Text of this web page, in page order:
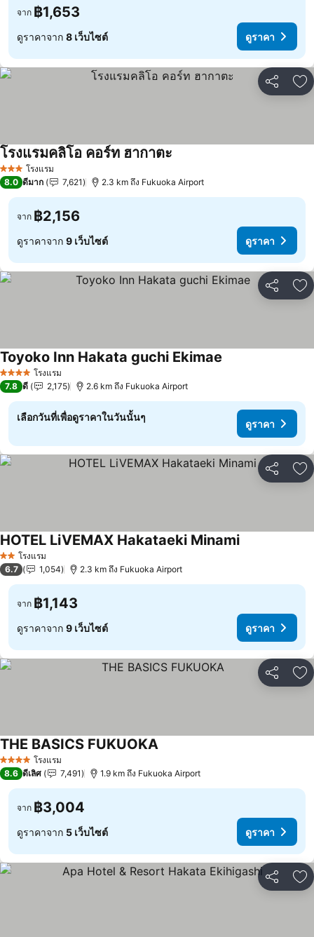
จาก ฿1,653
ดูราคาจาก 8 เว็บไซต์ ดูราคา
แชร์ เ
3 ดาว โรงแรม
โรงแรมคลิโอ คอร์ท ฮากาตะ
8.0 ดีมาก 7,621 2.3 km ถึง Fukuoka Airport
จาก ฿2,156
ดูราคาจาก 9 เว็บไซต์ ดูราคา
แชร์ เ
4 ดาว โรงแรม
Toyoko Inn Hakata guchi Ekimae
7.8 ดี 2,175 2.6 km ถึง Fukuoka Airport
เลือกวันที่เพื่อดูราคาในวันนั้นๆ
ดูราคา
แชร์ เ
2 ดาวโรงแรม
HOTEL LiVEMAX Hakataeki Minamiดูราคา
6.7 1,054 2.3 km ถึง Fukuoka Airport
จาก ฿1,143
ดูราคาจาก 9 เว็บไซต์ ดูราคา
แชร์ เ
4 ดาว โรงแรม
THE BASICS FUKUOKAดูราคา
8.6 ดีเลิศ 7,491 1.9 km ถึง Fukuoka Airport
จาก ฿3,004
ดูราคาจาก 5 เว็บไซต์ ดูราคา
แชร์ เ